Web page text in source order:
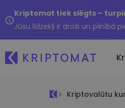
Kriptomat tiek slēgts –
Jūsu līdzekļi ir droši un pilnībā
Kriptovalūtu